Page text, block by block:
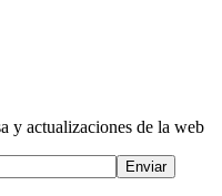
y actualizaciones de la web